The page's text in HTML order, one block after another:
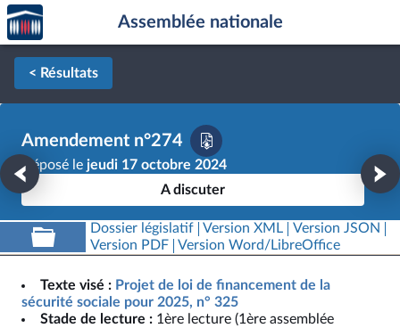
Aller au contenu
Aller en bas de la page
Accèder
à la
page
d'accueil
Assemblée nationale
< Résultats
Amendement n°274
Déposé le jeudi 17 octobre 2024
A discuter
Dossier législatif Version XML
Version JSON
Version PDF
Version Word/LibreOffice
Texte visé : Projet de loi de financement de la
sécurité sociale pour 2025, n° 325
Stade de lecture : 1ère lecture (1ère assemblée